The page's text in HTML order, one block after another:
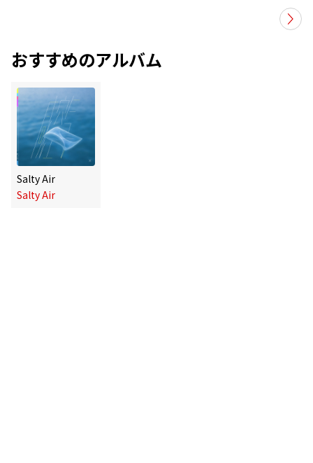
おすすめのアルバム
Salty Air
Salty Air